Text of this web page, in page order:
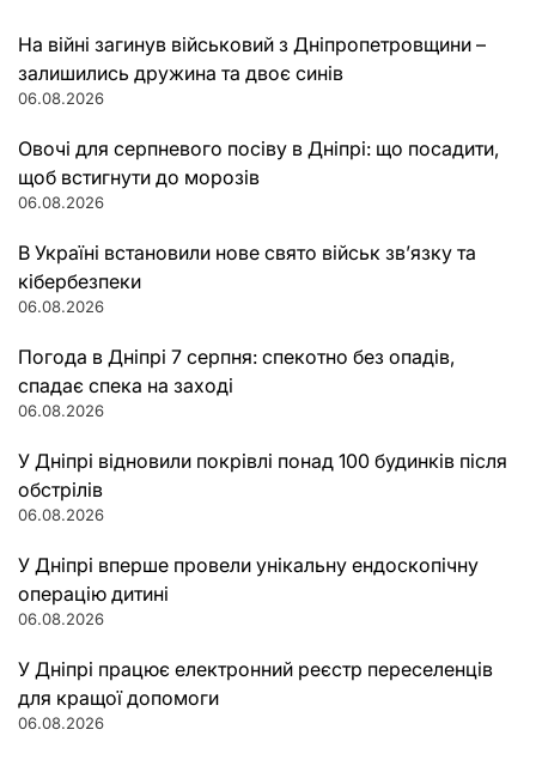
На війні загинув військовий з Дніпропетровщини –
залишились дружина та двоє синів
06.08.2026
Овочі для серпневого посіву в Дніпрі: що посадити,
щоб встигнути до морозів
06.08.2026
В Україні встановили нове свято військ зв’язку та
кібербезпеки
06.08.2026
Погода в Дніпрі 7 серпня: спекотно без опадів,
спадає спека на заході
06.08.2026
У Дніпрі відновили покрівлі понад 100 будинків після
обстрілів
06.08.2026
У Дніпрі вперше провели унікальну ендоскопічну
операцію дитині
06.08.2026
У Дніпрі працює електронний реєстр переселенців
для кращої допомоги
06.08.2026